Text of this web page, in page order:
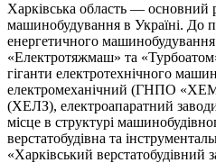
Харківська область — основний
машинобудування в Україні. До
енергетичного
«Електротяжмаш» та
гіганти електротехнічного
електромеханічний (ГНПО
(ХЕЛЗ), електроапаратний
місце в структурі
верстатобудівна та
«Харківський